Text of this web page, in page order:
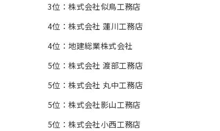
3位：株式会社似鳥工務店
4位：株式会社 蓮川工務店
4位：地建総業株式会社
5位：株式会社 渡部工務店
5位：株式会社 丸中工務店
5位：株式会社影山工務店
5位：株式会社小西工務店